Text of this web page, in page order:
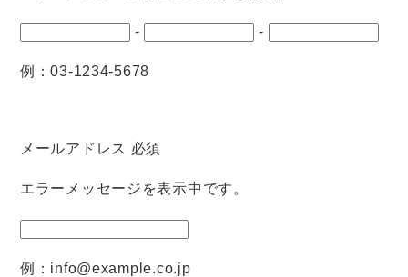
- -
例：03-1234-5678
メールアドレス 必須
エラーメッセージを表示中です。
例：info@example.co.jp